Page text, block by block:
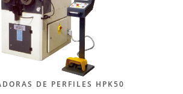
DE PERFILES HPK50